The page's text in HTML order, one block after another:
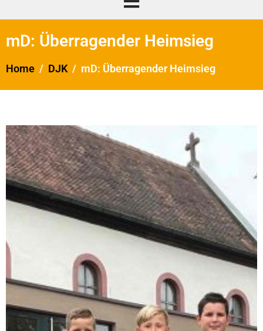
mD: Überragender Heimsieg
Home DJK mD: Überragender Heimsieg